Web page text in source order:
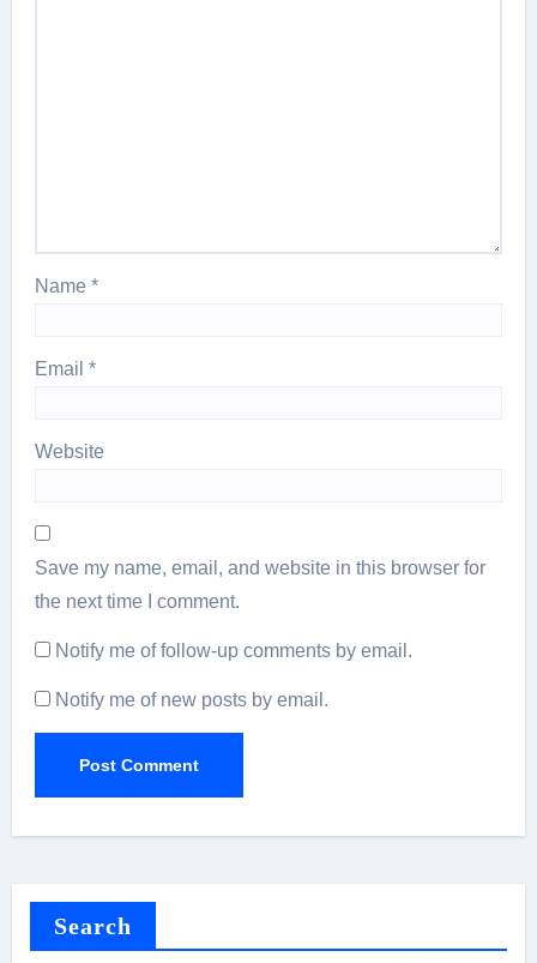
Name*
Email*
Website
Save my name, email, and website in this browser for
the next time I comment.
Notify me of follow-up comments by email.
Notify me of new posts by email.
Search